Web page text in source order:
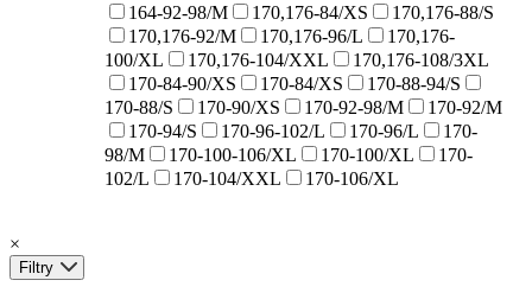
164-92-98/M
170,176-84/XS
170,176-88/S
170,176-92/M
170,176-96/L
170,176-
100/XL
170,176-104/XXL
170,176-108/3XL
170-84-90/XS
170-84/XS
170-88-94/S
170-88/S
170-90/XS 170-92-98/M
170-92/M
170-94/S
170-96-102/L 170-96/L
170-
98/M
170-100-106/XL 170-100/XL
170-
102/L
170-104/XXL 170-106/XL
×
Filtry